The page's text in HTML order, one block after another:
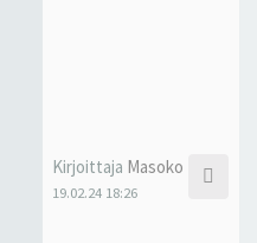
Kirjoittaja Masoko
19.02.24 18:26